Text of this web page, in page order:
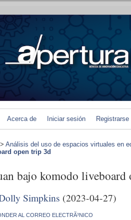
Acerca de Iniciar sesión Registrarse
> Análisis del uso de espacios virtuales en
open trip 3d
bajo komodo
Simpkins (2023-04-27)
AL CORREO ELECTRÃ³NICO